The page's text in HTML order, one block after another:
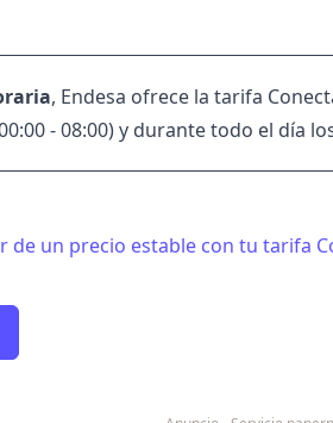
, Endesa ofrece la tarifa
- 08:00) y durante todo el día
de un precio estable con tu tarifa